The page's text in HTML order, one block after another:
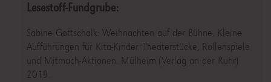
Lesestoff-Fundgrube:
Sabine Gottschalk: Weihnachten auf der Bühne. Kleine
Aufführungen für Kita-Kinder. Theaterstücke, Rollenspiele
und Mitmach-Aktionen. Mülheim (Verlag an der Ruhr)
2019.